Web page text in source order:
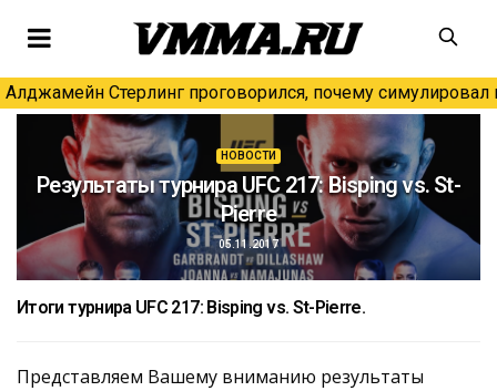
Алджамейн Стерлинг проговорился, почему симулировал
НОВОСТИ
Результаты турнира UFC 217: Bisping vs. St-
Pierre
05.11.2017
Итоги турнира UFC 217: Bisping vs. St-Pierre.
Представляем Вашему вниманию результаты